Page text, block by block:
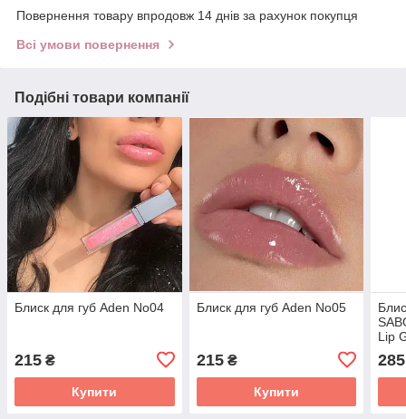
Повернення товару впродовж 14 днів за рахунок покупця
Всі умови повернення
Подібні товари компанії
Блиск для губ Aden No04
215 ₴
Купити
Блиск для губ Aden No05
215₴
Купити
Lip
285